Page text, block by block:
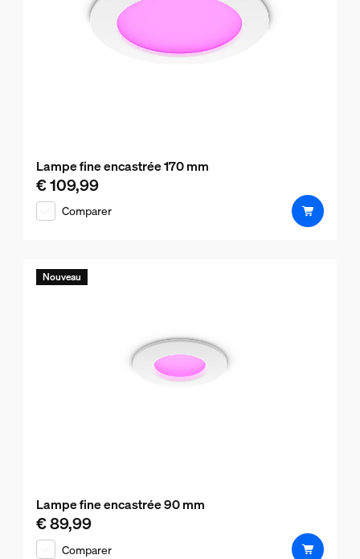
Lampe fine encastrée 170 mm
Le prix actuel est € 109,99
€ 109,99
Comparer
Nouveau
Lampe fine encastrée 90 mm
Le prix actuel est € 89,99
€ 89,99
Comparer